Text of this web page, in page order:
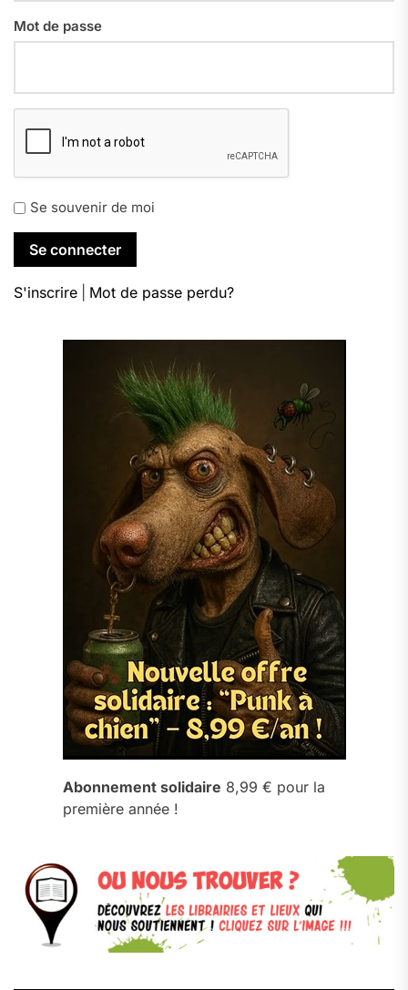
Mot de passe
Se souvenir de moi
S'inscrire Mot de passe perdu?
Abonnement solidaire 8,99 € pour la
première année !